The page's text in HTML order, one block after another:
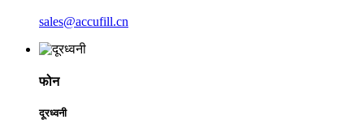
sales@accufill.cn
फोन
दूरध्वनी